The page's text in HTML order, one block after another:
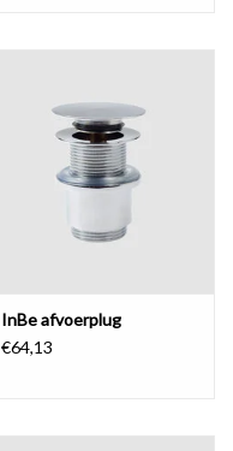
InBe afvoerplug
€64,13